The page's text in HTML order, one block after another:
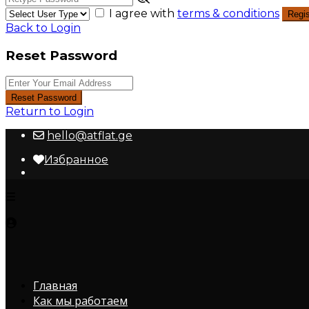
I agree with terms & conditions
Back to Login
Reset Password
Reset Password
Return to Login
hello@atflat.ge
Избранное
Главная
Как мы работаем